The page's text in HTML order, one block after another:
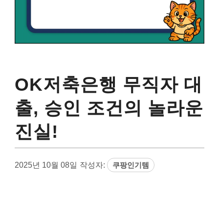
OK저축은행 무직자 대
출, 승인 조건의 놀라운
진실!
2025년 10월 08일 작성자: 쿠팡인기템